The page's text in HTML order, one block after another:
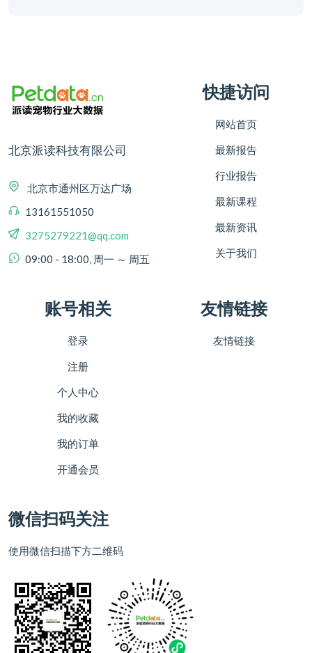
北京派读科技有限公司
北京市通州区万达广场
13161551050
3275279221@qq.com
09:00 - 18:00, 周一 ～ 周五
快捷访问
网站首页
最新报告
行业报告
最新课程
最新资讯
关于我们
账号相关
登录
注册
个人中心
我的收藏
我的订单
开通会员
友情链接
友情链接
微信扫码关注
使用微信扫描下方二维码